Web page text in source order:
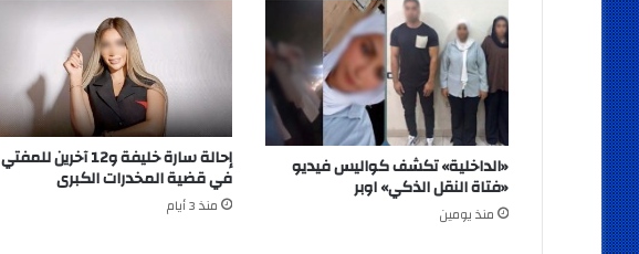
«الداخلية» تكشف كواليس فيديو
«فتاة النقل الذكي» اوبر
منذ يومين
إحالة سارة خليفة و12 آخرين للمفتي
في قضية المخدرات الكبرى
منذ 3 أيام